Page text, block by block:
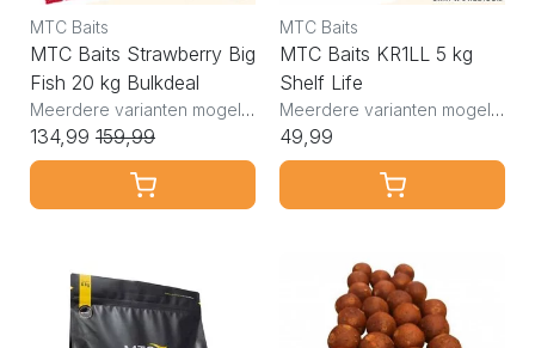
MTC Baits
MTC Baits Strawberry Big
Fish 20 kg Bulkdeal
Meerdere varianten mogelijk
134,99 159,99
MTC Baits
MTC Baits KR1LL 5 kg
Shelf Life
Meerdere varianten mogelijk
49,99